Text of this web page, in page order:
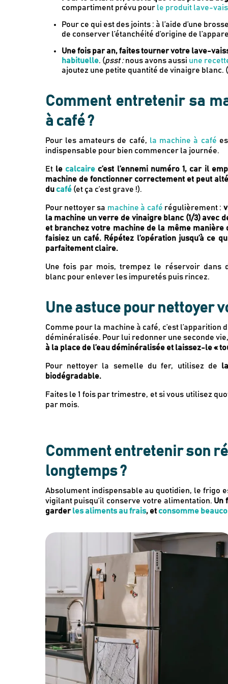
compartiment prévu pourle produit lave-
Pour ce qui est des joints : à l’aide d’une
de conserver l’étanchéité d’origine de
Une fois par an, faites tourner votre lave-
habituelle. (psst :nous avons aussi une
ajoutez une petite quantité de vinaigre blanc.
Comment entretenir sa
à café ?
Pour les amateurs de café, la machine à café
indispensable pour bien commencer la journée.
Et le calcaire c’est l’ennemi numéro 1, car il
machine de fonctionner correctement et peut
du café (et ça c’est grave !).
Pour nettoyer sa machine à café régulièrement :
la machine un verre de vinaigre blanc (1/3) avec
et branchez votre machine de la même manière
faisiez un café. Répétez l’opération jusqu’à ce
parfaitement claire.
Une fois par mois, trempez le réservoir dans
blanc pour enlever les impuretés puis rincez.
Une astuce pour nettoyer
Comme pour la machine à café, c’est
déminéralisée. Pour lui redonner une seconde
à la place de l’eau déminéralisée et laissez-le «
Pour nettoyer la semelle du fer, utilisez de
biodégradable.
Faites le 1 fois par trimestre, et si vous utilisez
par mois.
Comment entretenir son
longtemps ?
Absolument indispensable au quotidien, le frigo
vigilant puisqu’il conserve votre alimentation. Un
garderles aliments au frais, et consomme